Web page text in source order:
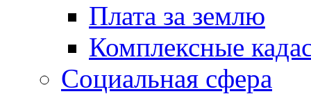
Плата за землю
Комплексные
Социальная сфера